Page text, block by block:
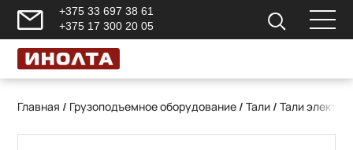
+375 33 697 38 61
+375 17 300 20 05
Главная / Грузоподъемное оборудование /Тали /Тали